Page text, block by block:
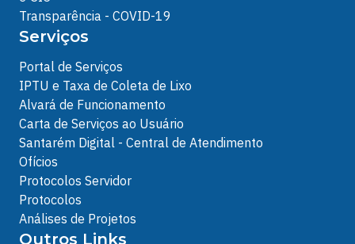
Transparência - COVID-19
Serviços
Portal de Serviços
IPTU e Taxa de Coleta de Lixo
Alvará de Funcionamento
Carta de Serviços ao Usuário
Santarém Digital - Central de Atendimento
Ofícios
Protocolos Servidor
Protocolos
Análises de Projetos
Outros Links